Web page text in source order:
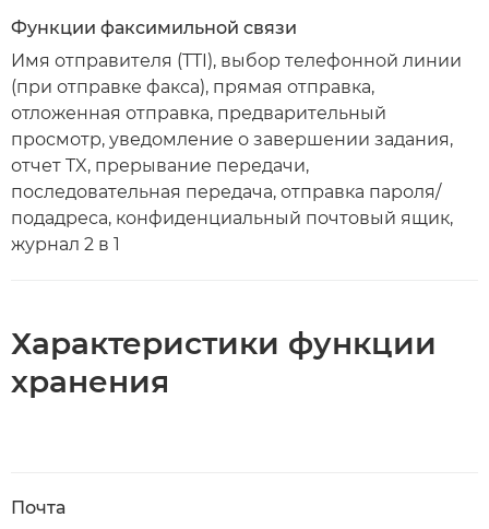
Функции факсимильной связи
Имя отправителя (TTI), выбор телефонной линии
(при отправке факса), прямая отправка,
отложенная отправка, предварительный
просмотр, уведомление о завершении задания,
отчет TX, прерывание передачи,
последовательная передача, отправка пароля/
подадреса, конфиденциальный почтовый ящик,
журнал 2 в 1
Характеристики функции
хранения
Почта